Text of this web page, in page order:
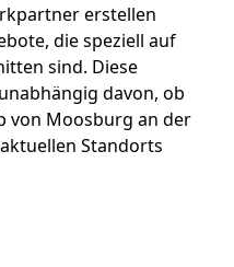
erstellen
die speziell auf
sind. Diese
davon, ob
von Moosburg an der
Standorts